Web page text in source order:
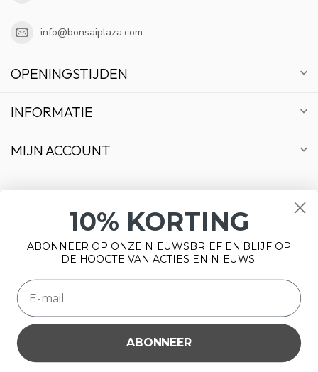
info@bonsaiplaza.com
OPENINGSTIJDEN
INFORMATIE
MIJN ACCOUNT
© Copyright 2026 Bonsai Plaza
Wij slaan cookies op om onze website te verbeteren. Is dat
akkoord?
Ja Nee
10% KORTING
ABONNEER OP ONZE NIEUWSBRIEF EN BLIJF OP
DE HOOGTE VAN ACTIES EN NIEUWS.
ABONNEER